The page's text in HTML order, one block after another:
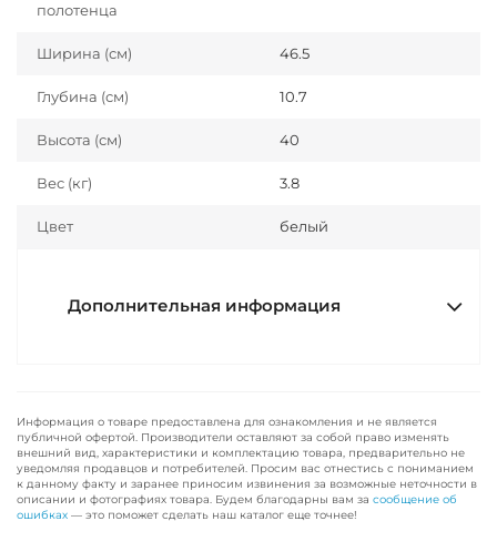
полотенца
Ширина (см) 46.5
Глубина (см) 10.7
Высота (см) 40
Вес (кг) 3.8
Цвет белый
Дополнительная информация
Информация о товаре предоставлена для ознакомления и не является
публичной офертой. Производители оставляют за собой право изменять
внешний вид, характеристики и комплектацию товара, предварительно не
уведомляя продавцов и потребителей. Просим вас отнестись с пониманием
к данному факту и заранее приносим извинения за возможные неточности в
описании и фотографиях товара. Будем благодарны вам за сообщение об
ошибках — это поможет сделать наш каталог еще точнее!